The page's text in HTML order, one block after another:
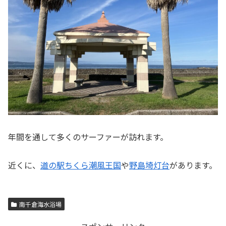
年間を通して多くのサーファーが訪れます。
近くに、 道の駅ちくら潮風王国や野島埼灯台があります。
南千倉海水浴場